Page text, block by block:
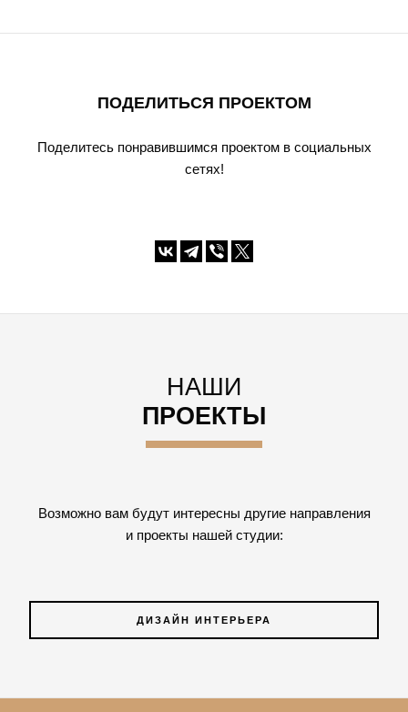
ПОДЕЛИТЬСЯ ПРОЕКТОМ
Поделитесь понравившимся проектом в социальных
сетях!
НАШИ
ПРОЕКТЫ
Возможно вам будут интересны другие направления
и проекты нашей студии:
ДИЗАЙН ИНТЕРЬЕРА